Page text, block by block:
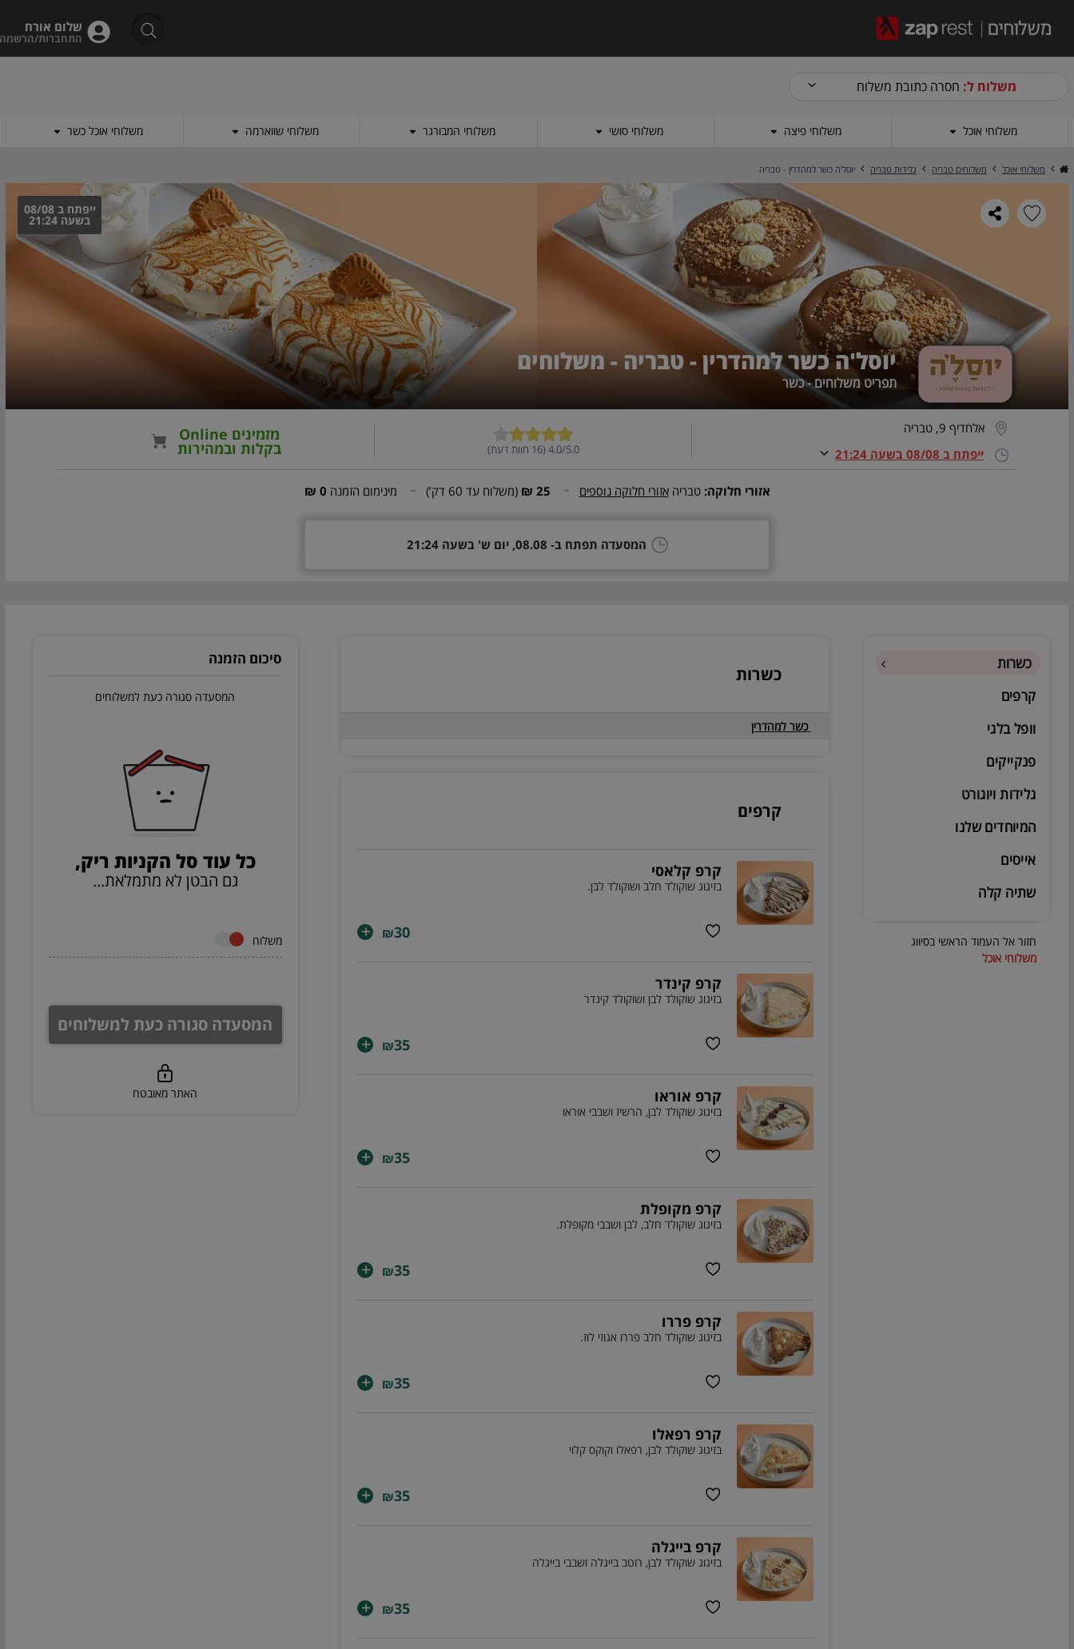
שלום אורח
התחברות/הרשמה
משלוח ל: חסרה כתובת משלוח
משלוחי אוכל משלוחי פיצה משלוחי סושי משלוחי המבורגר משלוחי שווארמה משלוחי אוכל כשר
משלוחי אוכל משלוחים טבריה גלידות טבריה יוסל'ה כשר למהדרין - טבריה
יוסל'ה כשר למהדרין - טבריה - משלוחים
תפריט משלוחים - כשר
ייפתח ב 08/08
בשעה 21:24
אלחדיף 9, טבריה
ייפתח ב 08/08 בשעה 21:24
4.0/5.0 (16 חוות דעת)
מזמינים Online
בקלות ובמהירות
אזורי חלוקה:טבריה אזורי חלוקה נוספים 25 ₪ (משלוח עד 60 דק’ ) מינימום הזמנה 0 ₪
המסעדה תפתח ב- 08.08, יום ש' בשעה 21:24
כשרות
קרפים
וופל בלגי
פנקייקים
גלידות ויוגורט
המיוחדים שלנו
אייסים
שתיה קלה
חזור אל העמוד הראשי בסיווג
משלוחי אוכל
כשרות
כשר למהדרין
קרפים
קרפ קלאסי
בזיגוג שוקולד חלב ושוקולד לבן.
₪30
+
קרפ קינדר
בזיגוג שוקולד לבן ושוקולד קינדר
₪35
+
קרפ אוראו
בזיגוג שוקולד לבן, הרשיז ושבבי אוראו
₪35
+
קרפ מקופלת
בזיגוג שוקולד חלב, לבן ושבבי מקופלת.
₪35
+
קרפ פררו
בזיגוג שוקולד חלב פררו אגוזי לוז.
₪35
+
קרפ רפאלו
בזיגוג שוקולד לבן, רפאלו וקוקס קלוי
₪35
+
קרפ בייגלה
בזיגוג שוקולד לבן, רוטב בייגלה ושבבי בייגלה
₪35
+
סיכום הזמנה
המסעדה סגורה כעת למשלוחים
כל עוד סל הקניות ריק,
גם הבטן לא מתמלאת...
משלוח
המסעדה סגורה כעת למשלוחים
האתר מאובטח